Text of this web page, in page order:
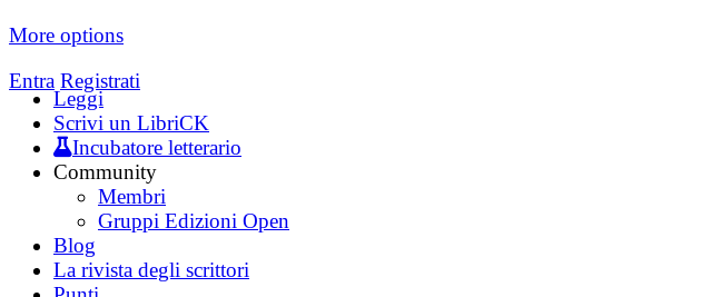
More options
Entra Registrati
Leggi
Scrivi un LibriCK
Incubatore letterario
Community
Membri
Gruppi Edizioni Open
Blog
La rivista degli scrittori